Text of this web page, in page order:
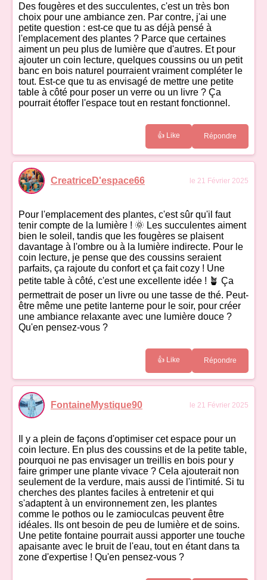
Des fougères et des succulentes, c'est un très bon
choix pour une ambiance zen. Par contre, j'ai une
petite question : est-ce que tu as déjà pensé à
l'emplacement des plantes ? Parce que certaines
aiment un peu plus de lumière que d'autres. Et pour
ajouter un coin lecture, quelques coussins ou un petit
banc en bois naturel pourraient vraiment compléter le
tout. Est-ce que tu as envisagé de mettre une petite
table à côté pour poser un verre ou un livre ? Ça
pourrait étoffer l'espace tout en restant fonctionnel.
👍 Like Répondre
CreatriceD'espace66 le 21 Février 2025
Pour l'emplacement des plantes, c'est sûr qu'il faut
tenir compte de la lumière ! 🌞 Les succulentes aiment
bien le soleil, tandis que les fougères se plaisent
davantage à l'ombre ou à la lumière indirecte. Pour le
coin lecture, je pense que des coussins seraient
parfaits, ça rajoute du confort et ça fait cozy ! Une
petite table à côté, c'est une excellente idée ! 🪴 Ça
permettrait de poser un livre ou une tasse de thé. Peut-
être même une petite lanterne pour le soir, pour créer
une ambiance relaxante avec une lumière douce ?
Qu'en pensez-vous ?
👍 Like Répondre
FontaineMystique90 le 21 Février 2025
Il y a plein de façons d'optimiser cet espace pour un
coin lecture. En plus des coussins et de la petite table,
pourquoi ne pas envisager un treillis en bois pour y
faire grimper une plante vivace ? Cela ajouterait non
seulement de la verdure, mais aussi de l'intimité. Si tu
cherches des plantes faciles à entretenir et qui
s'adaptent à un environnement zen, les plantes
comme le pothos ou le zamioculcas peuvent être
idéales. Ils ont besoin de peu de lumière et de soins.
Une petite fontaine pourrait aussi apporter une touche
apaisante avec le bruit de l'eau, tout en étant dans ta
zone d'expertise ! Qu'en pensez-vous ?